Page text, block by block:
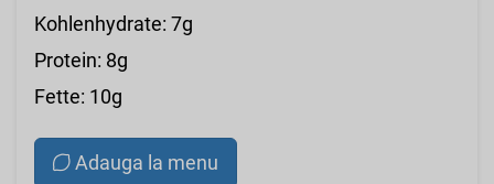
Kohlenhydrate: 7g
Protein: 8g
Fette: 10g
Adauga la menu